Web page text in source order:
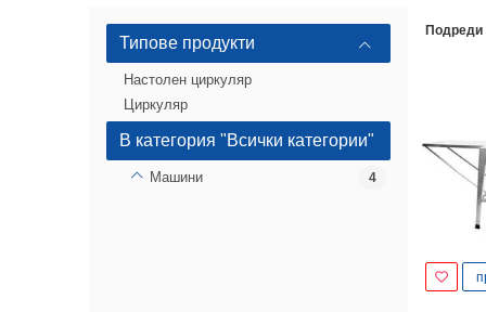
Типове продукти
Настолен циркуляр
Циркуляр
В категория "Всички категории"
Машини 4
Подреди